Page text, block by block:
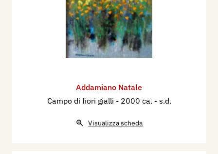
Addamiano Natale
Campo di fiori gialli - 2000 ca. - s.d.
Visualizza scheda